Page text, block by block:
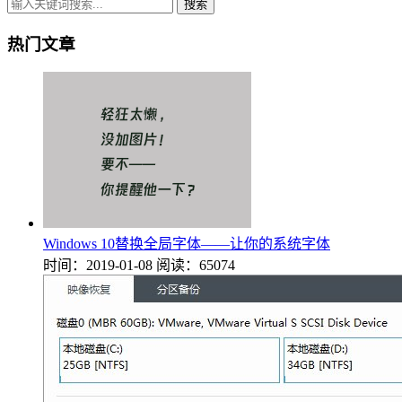
搜索
热门文章
Windows 10替换全局字体——让你的系统字体
时间：2019-01-08 阅读：65074